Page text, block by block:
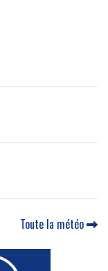
Toute la météo